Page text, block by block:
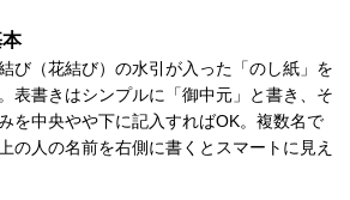
び（花結び）の水引が入った「のし紙」を
表書きはシンプルに「御中元」と書き、そ
を中央やや下に記入すればOK。複数名で
の人の名前を右側に書くとスマートに見え